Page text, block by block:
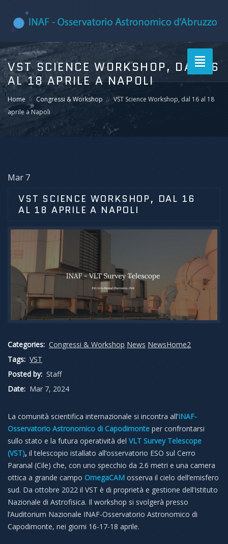
Toggle
VST SCIENCE WORKSHOP, DAL 16
AL 18 APRILE A NAPOLI
Home Congressi & Workshop
VST Science Workshop, dal 16 al 18
aprile a Napoli
Mar 7
VST SCIENCE WORKSHOP, DAL 16
AL 18 APRILE A NAPOLI
Categories: Congressi & Workshop News NewsHome2
Tags: VST
Posted by: Staff
Date: Mar 7, 2024
La comunità scientifica internazionale si incontra all’INAF-
Osservatorio Astronomico di Capodimonte per confrontarsi
sullo stato e la futura operatività del VLT Survey Telescope
(VST), il telescopio istallato all’osservatorio ESO sul Cerro
Paranal (Cile) che, con uno specchio da 2.6 metri e una camera
ottica a grande campo OmegaCAM osserva il cielo dell’emisfero
sud. Da ottobre 2022 il VST è di proprietà e gestione dell’Istituto
Nazionale di Astrofisica. Il workshop si svolgerà presso
l’Auditorium Nazionale INAF-Osservatorio Astronomico di
Capodimonte, nei giorni 16-17-18 aprile.